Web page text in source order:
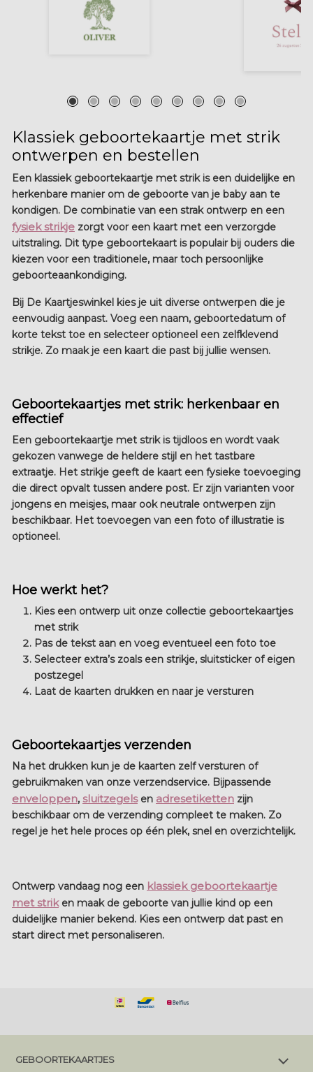
Klassiek geboortekaartje met strik
ontwerpen en bestellen
Een klassiek geboortekaartje met strik is een duidelijke en
herkenbare manier om de geboorte van je baby aan te
kondigen. De combinatie van een strak ontwerp en een
fysiek strikje zorgt voor een kaart met een verzorgde
uitstraling. Dit type geboortekaart is populair bij ouders die
kiezen voor een traditionele, maar toch persoonlijke
geboorteaankondiging.
Bij De Kaartjeswinkel kies je uit diverse ontwerpen die je
eenvoudig aanpast. Voeg een naam, geboortedatum of
korte tekst toe en selecteer optioneel een zelfklevend
strikje. Zo maak je een kaart die past bij jullie wensen.
Geboortekaartjes met strik: herkenbaar en
effectief
Een geboortekaartje met strik is tijdloos en wordt vaak
gekozen vanwege de heldere stijl en het tastbare
extraatje. Het strikje geeft de kaart een fysieke toevoeging
die direct opvalt tussen andere post. Er zijn varianten voor
jongens en meisjes, maar ook neutrale ontwerpen zijn
beschikbaar. Het toevoegen van een foto of illustratie is
optioneel.
Hoe werkt het?
Kies een ontwerp uit onze collectie geboortekaartjes
met strik
Pas de tekst aan en voeg eventueel een foto toe
Selecteer extra’s zoals een strikje, sluitsticker of eigen
postzegel
Laat de kaarten drukken en naar je versturen
Geboortekaartjes verzenden
Na het drukken kun je de kaarten zelf versturen of
gebruikmaken van onze verzendservice. Bijpassende
enveloppen, sluitzegelsen adresetiketten zijn
beschikbaar om de verzending compleet te maken. Zo
regel je het hele proces op één plek, snel en overzichtelijk.
Ontwerp vandaag nog een klassiek geboortekaartje
met striken maak de geboorte van jullie kind op een
duidelijke manier bekend. Kies een ontwerp dat past en
start direct met personaliseren.
GEBOORTEKAARTJES